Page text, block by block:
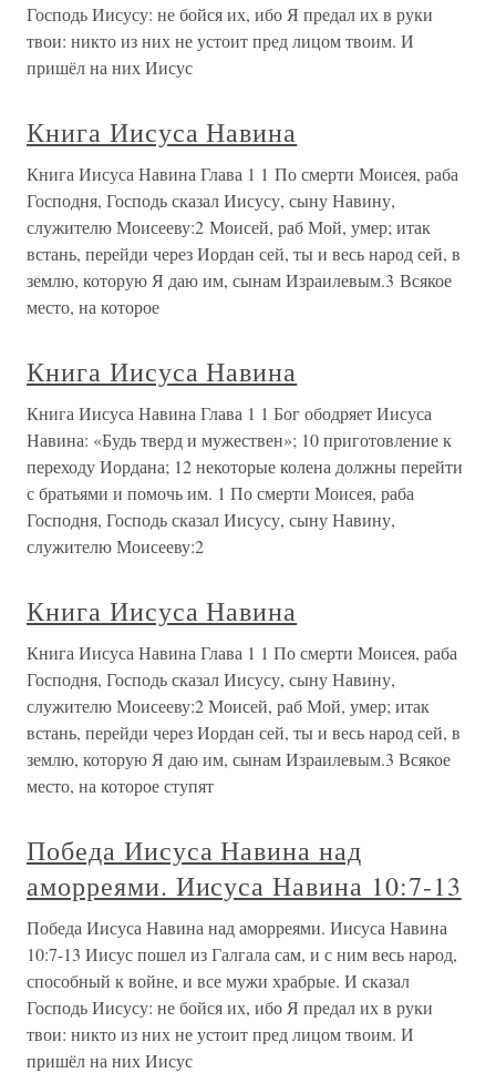
Господь Иисусу: не бойся их, ибо Я предал их в руки
твои: никто из них не устоит пред лицом твоим. И
пришёл на них Иисус
Книга Иисуса Навина
Книга Иисуса Навина Глава 1 1 По смерти Моисея, раба
Господня, Господь сказал Иисусу, сыну Навину,
служителю Моисееву:2 Моисей, раб Мой, умер; итак
встань, перейди через Иордан сей, ты и весь народ сей, в
землю, которую Я даю им, сынам Израилевым.3 Всякое
место, на которое
Книга Иисуса Навина
Книга Иисуса Навина Глава 1 1 Бог ободряет Иисуса
Навина: «Будь тверд и мужествен»; 10 приготовление к
переходу Иордана; 12 некоторые колена должны перейти
с братьями и помочь им. 1 По смерти Моисея, раба
Господня, Господь сказал Иисусу, сыну Навину,
служителю Моисееву:2
Книга Иисуса Навина
Книга Иисуса Навина Глава 1 1 По смерти Моисея, раба
Господня, Господь сказал Иисусу, сыну Навину,
служителю Моисееву:2 Моисей, раб Мой, умер; итак
встань, перейди через Иордан сей, ты и весь народ сей, в
землю, которую Я даю им, сынам Израилевым.3 Всякое
место, на которое ступят
Победа Иисуса Навина над
аморреями. Иисуса Навина 10:7-13
Победа Иисуса Навина над аморреями. Иисуса Навина
10:7-13 Иисус пошел из Галгала сам, и с ним весь народ,
способный к войне, и все мужи храбрые. И сказал
Господь Иисусу: не бойся их, ибо Я предал их в руки
твои: никто из них не устоит пред лицом твоим. И
пришёл на них Иисус